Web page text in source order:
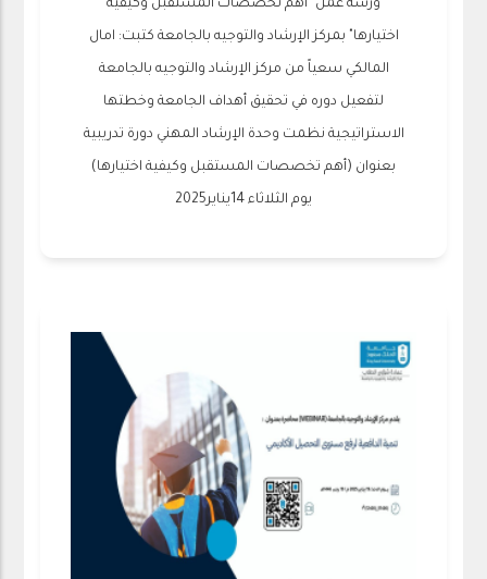
ورشة عمل "أهم تخصصات المستقبل وكيفية
اختيارها" بمركز الإرشاد والتوجيه بالجامعة كتبت: امال
المالكي سعياً من مركز الإرشاد والتوجيه بالجامعة
لتفعيل دوره في تحقيق أهداف الجامعة وخطتها
الاستراتيجية نظمت وحدة الإرشاد المهني دورة تدريبية
بعنوان (أهم تخصصات المستقبل وكيفية اختيارها)
يوم الثلاثاء 14يناير2025